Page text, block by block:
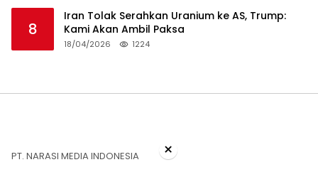
8
Iran Tolak Serahkan Uranium ke AS, Trump:
Kami Akan Ambil Paksa
18/04/2026 1224
PT. NARASI MEDIA INDONESIA ×